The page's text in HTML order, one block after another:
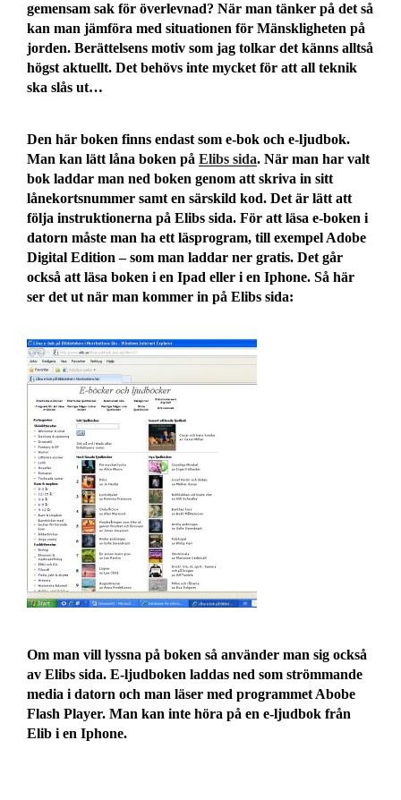
gemensam sak för överlevnad? När man tänker på det så
kan man jämföra med situationen för Mänskligheten på
jorden. Berättelsens motiv som jag tolkar det känns alltså
högst aktuellt. Det behövs inte mycket för att all teknik
ska slås ut…
Den här boken finns endast som e-bok och e-ljudbok.
Man kan lätt låna boken på Elibs sida. När man har valt
bok laddar man ned boken genom att skriva in sitt
lånekortsnummer samt en särskild kod. Det är lätt att
följa instruktionerna på Elibs sida. För att läsa e-boken i
datorn måste man ha ett läsprogram, till exempel Adobe
Digital Edition – som man laddar ner gratis. Det går
också att läsa boken i en Ipad eller i en Iphone. Så här
ser det ut när man kommer in på Elibs sida:
Om man vill lyssna på boken så använder man sig också
av Elibs sida. E-ljudboken laddas ned som strömmande
media i datorn och man läser med programmet Abobe
Flash Player. Man kan inte höra på en e-ljudbok från
Elib i en Iphone.